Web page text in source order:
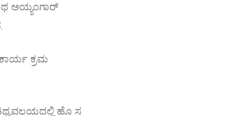
ಅಯ್ಯಂಗಾರ್
ಕ್ರಮ
ಹೊ ಸ